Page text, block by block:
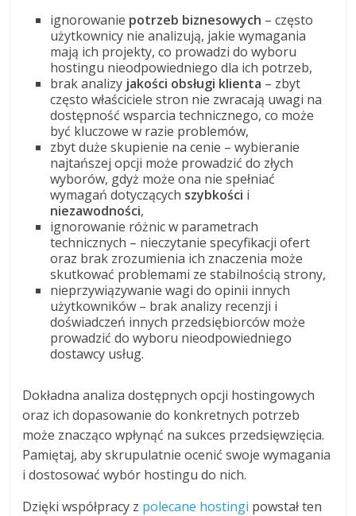
ignorowanie potrzeb biznesowych – często
użytkownicy nie analizują, jakie wymagania
mają ich projekty, co prowadzi do wyboru
hostingu nieodpowiedniego dla ich potrzeb,
brak analizy jakości obsługi klienta – zbyt
często właściciele stron nie zwracają uwagi na
dostępność wsparcia technicznego, co może
być kluczowe w razie problemów,
zbyt duże skupienie na cenie – wybieranie
najtańszej opcji może prowadzić do złych
wyborów, gdyż może ona nie spełniać
wymagań dotyczących szybkości i
niezawodności,
ignorowanie różnic w parametrach
technicznych – nieczytanie specyfikacji ofert
oraz brak zrozumienia ich znaczenia może
skutkować problemami ze stabilnością strony,
nieprzywiązywanie wagi do opinii innych
użytkowników – brak analizy recenzji i
doświadczeń innych przedsiębiorców może
prowadzić do wyboru nieodpowiedniego
dostawcy usług.
Dokładna analiza dostępnych opcji hostingowych
oraz ich dopasowanie do konkretnych potrzeb
może znacząco wpłynąć na sukces przedsięwzięcia.
Pamiętaj, aby skrupulatnie ocenić swoje wymagania
i dostosować wybór hostingu do nich.
Dzięki współpracy z polecane hostingi powstał ten